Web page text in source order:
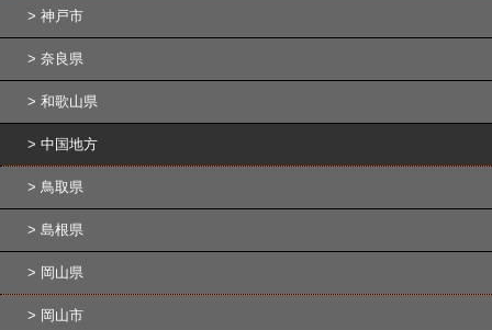
神戸市
奈良県
和歌山県
中国地方
鳥取県
島根県
岡山県
岡山市